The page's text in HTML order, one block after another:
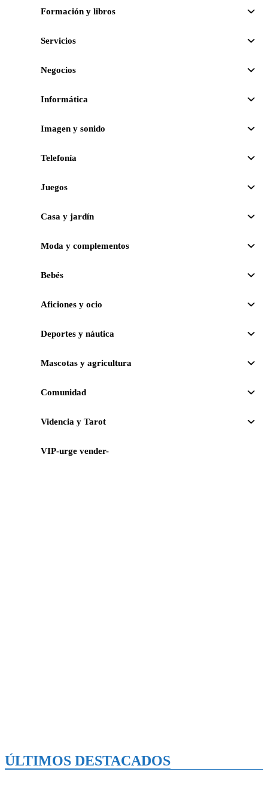
Formación y libros
Servicios
Negocios
Informática
Imagen y sonido
Telefonía
Juegos
Casa y jardín
Moda y complementos
Bebés
Aficiones y ocio
Deportes y náutica
Mascotas y agricultura
Comunidad
Videncia y Tarot
VIP-urge vender-
ÚLTIMOS DESTACADOS